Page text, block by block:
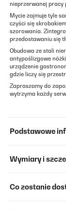
nieprzerwanej pracy
Mycie zajmuje tyle
czyści się
szorowania.
przedostawaniu się
Obudowa ze stali
antypoślizgowe
urządzenie
gdzie liczy się
Zapraszamy do
wytrzyma każdy
Podstawowe
Wymiary i
Co zostanie